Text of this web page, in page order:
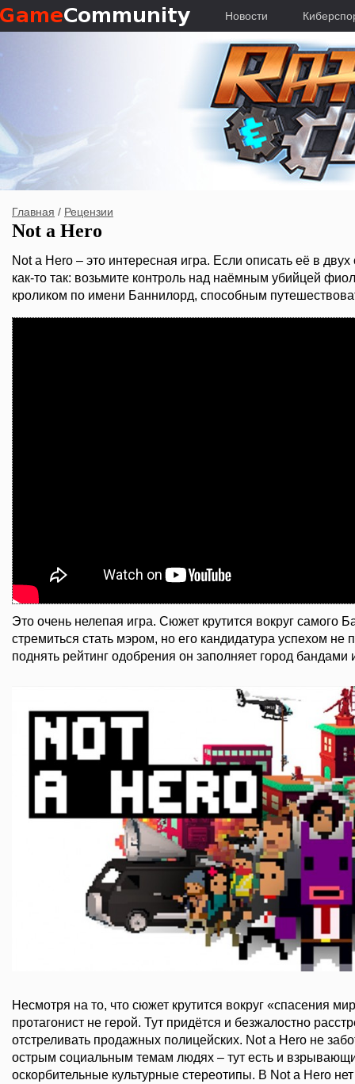
Новости
Главная / Рецензии
Not a Hero
Not a Hero – это интересная игра. Если описать её в двух
как-то так: возьмите контроль над наёмным убийцей
кроликом по имени Баннилорд, способным
Это очень нелепая игра. Сюжет крутится вокруг самого
стремиться стать мэром, но его кандидатура успехом не
поднять рейтинг одобрения он заполняет город бандами
Несмотря на то, что сюжет крутится вокруг «спасения
протагонист не герой. Тут придётся и безжалостно
отстреливать продажных полицейских. Not a Hero не
острым социальным темам людях – тут есть и
оскорбительные культурные стереотипы. В Not a Hero